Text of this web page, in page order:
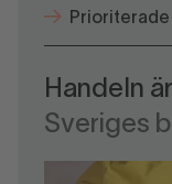
Handeln
Sveriges